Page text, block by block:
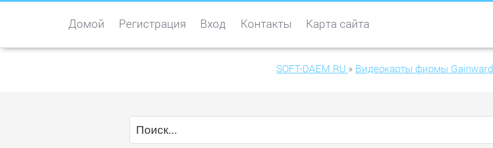
Домой Регистрация Вход Контакты Карта сайта
SOFT-DAEM.RU » Видеокарты фирмы Gainward